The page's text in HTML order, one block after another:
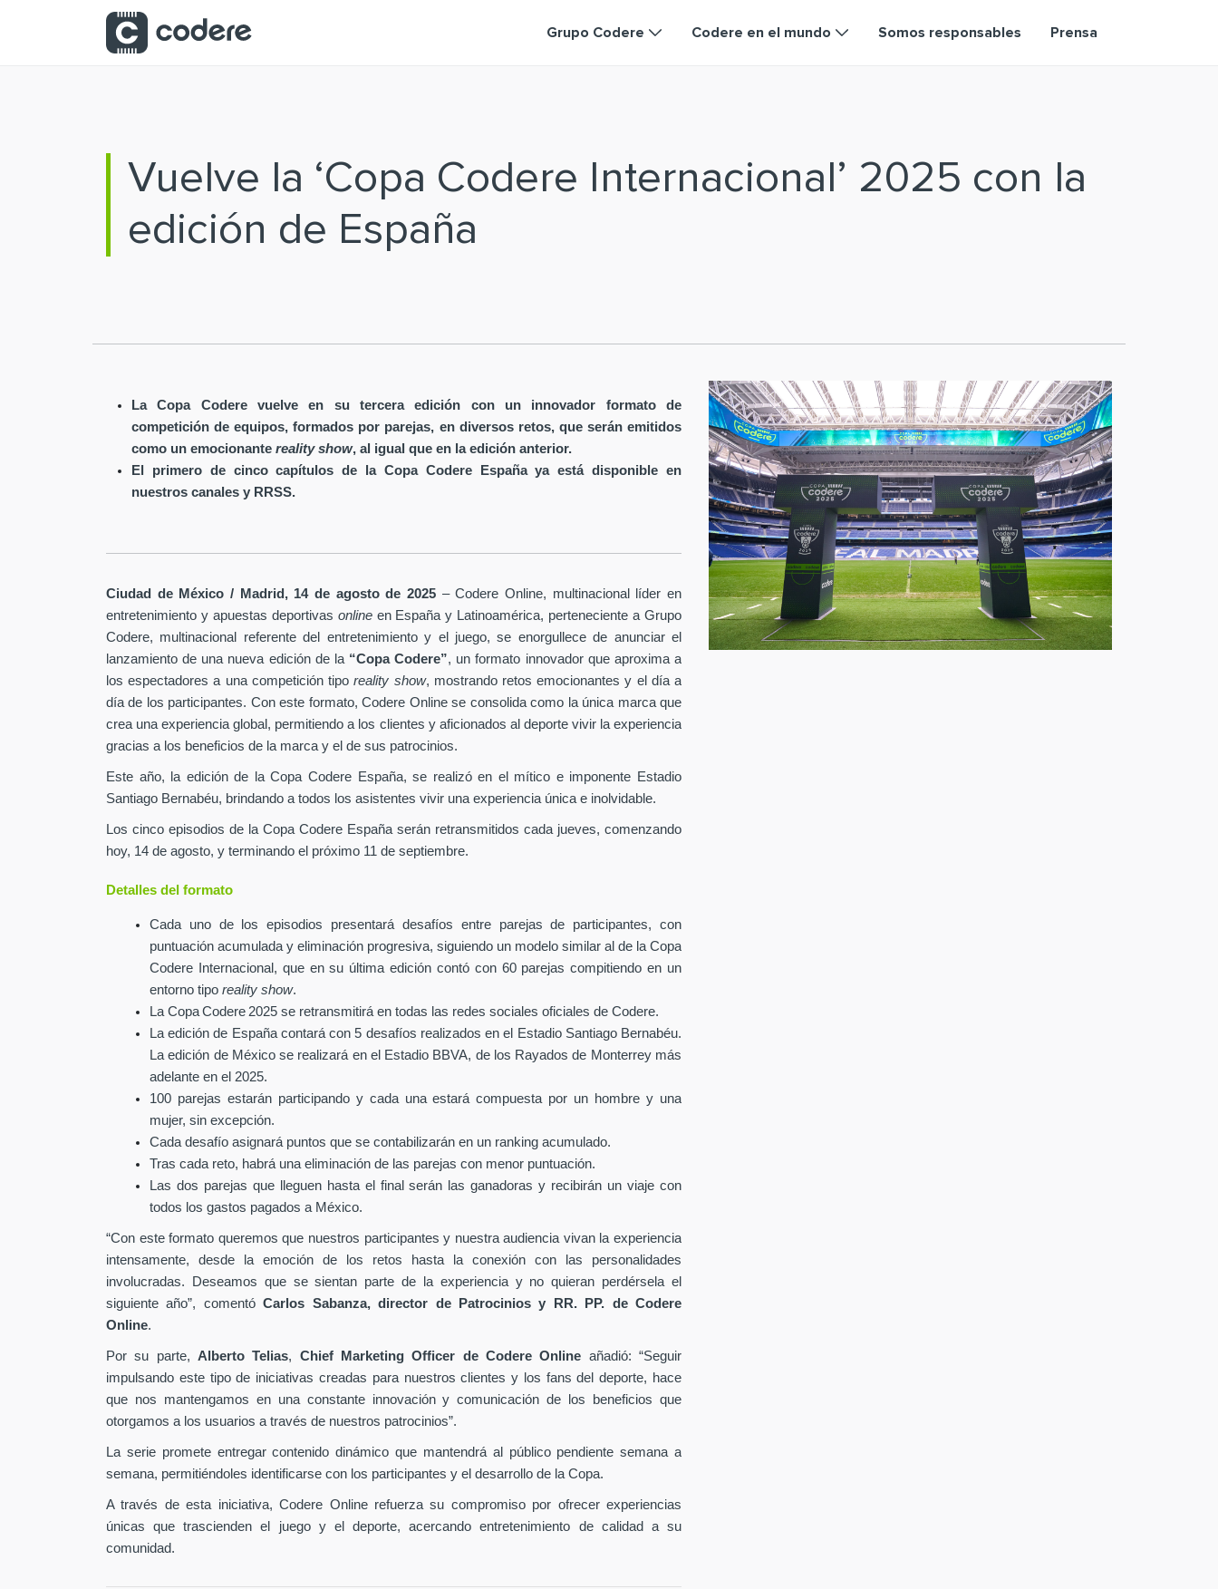
Saltar al contenido principal
Grupo Codere Codere en el mundo Somos responsables Prensa
Vuelve la ‘Copa Codere Internacional’ 2025 con la
edición de España
La Copa Codere vuelve en su tercera edición con un innovador formato de
competición de equipos, formados por parejas, en diversos retos, que serán emitidos
como un emocionante reality show, al igual que en la edición anterior.
El primero de cinco capítulos de la Copa Codere España ya está disponible en
nuestros canales y RRSS.
Ciudad de México / Madrid, 14 de agosto de 2025 – Codere Online, multinacional líder en
entretenimiento y apuestas deportivas onlineen España y Latinoamérica, perteneciente a Grupo
Codere, multinacional referente del entretenimiento y el juego,se enorgullece de anunciar el
lanzamiento de una nueva edición de la “Copa Codere”, un formato innovador que aproxima a
los espectadores a una competición tiporeality show, mostrando retos emocionantes y el día a
día de los participantes. Con este formato, Codere Online se consolida como la única marca que
crea una experiencia global, permitiendo a los clientes y aficionados al deporte vivir la experiencia
gracias a los beneficios de la marca y el de sus patrocinios.
Este año, la edición de la Copa Codere España, se realizó en el mítico e imponente Estadio
Santiago Bernabéu, brindando a todos los asistentes vivir una experiencia única e inolvidable.
Los cinco episodios de la Copa Codere España serán retransmitidos cada jueves, comenzando
hoy, 14 de agosto, y terminando el próximo 11 de septiembre.
Detalles del formato
Cada uno de los episodios presentará desafíos entre parejas de participantes, con
puntuación acumulada y eliminación progresiva, siguiendo un modelo similar al de la Copa
Codere Internacional, que en su última edición contó con 60 parejas compitiendo en un
entorno tipo reality show.
La Copa Codere 2025 se retransmitirá en todas las redes sociales oficiales de Codere.
La edición de España contará con 5 desafíos realizados en el Estadio Santiago Bernabéu.
La edición de México se realizará en el Estadio BBVA, de los Rayados de Monterrey más
adelante en el 2025.
100 parejas estarán participando y cada una estará compuesta por un hombre y una
mujer, sin excepción.
Cada desafío asignará puntos que se contabilizarán en un ranking acumulado.
Tras cada reto, habrá una eliminación de las parejas con menor puntuación.
Las dos parejas que lleguen hasta el final serán las ganadoras y recibirán un viaje con
todos los gastos pagados a México.
“Con este formato queremos que nuestros participantes y nuestra audiencia vivan la experiencia
intensamente, desde la emoción de los retos hasta la conexión con las personalidades
involucradas. Deseamos que se sientan parte de la experiencia y no quieran perdérsela el
siguiente año”, comentóCarlos Sabanza, director de Patrocinios y RR. PP. de Codere
Online.
Por su parte, Alberto Telias, Chief Marketing Officer de Codere Online añadió: “Seguir
impulsando este tipo de iniciativas creadas para nuestros clientes y los fans del deporte, hace
que nos mantengamos en una constante innovación y comunicación de los beneficios que
otorgamos a los usuarios a través de nuestros patrocinios”.
La serie promete entregar contenido dinámico que mantendrá al público pendiente semana a
semana, permitiéndoles identificarse con los participantes y el desarrollo de la Copa.
A través de esta iniciativa, Codere Online refuerza su compromiso por ofrecer experiencias
únicas que trascienden el juego y el deporte, acercando entretenimiento de calidad a su
comunidad.